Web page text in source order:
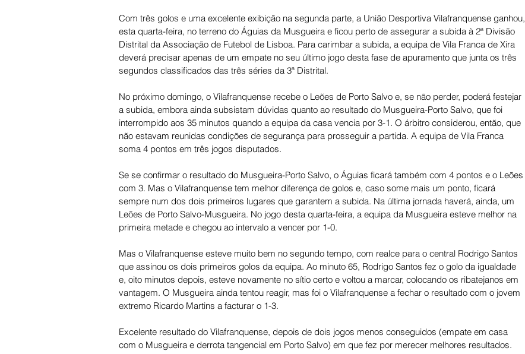
Com três golos e uma excelente exibição na segunda parte, a União Desportiva Vilafranquense ganhou,
esta quarta-feira, no terreno do Águias da Musgueira e ficou perto de assegurar a subida à 2ª Divisão
Distrital da Associação de Futebol de Lisboa. Para carimbar a subida, a equipa de Vila Franca de Xira
deverá precisar apenas de um empate no seu último jogo desta fase de apuramento que junta os três
segundos classificados das três séries da 3ª Distrital.
No próximo domingo, o Vilafranquense recebe o Leões de Porto Salvo e, se não perder, poderá festejar
a subida, embora ainda subsistam dúvidas quanto ao resultado do Musgueira-Porto Salvo, que foi
interrompido aos 35 minutos quando a equipa da casa vencia por 3-1. O árbitro considerou, então, que
não estavam reunidas condições de segurança para prosseguir a partida. A equipa de Vila Franca
soma 4 pontos em três jogos disputados.
Se se confirmar o resultado do Musgueira-Porto Salvo, o Águias ficará também com 4 pontos e o Leões
com 3. Mas o Vilafranquense tem melhor diferença de golos e, caso some mais um ponto, ficará
sempre num dos dois primeiros lugares que garantem a subida. Na última jornada haverá, ainda, um
Leões de Porto Salvo-Musgueira. No jogo desta quarta-feira, a equipa da Musgueira esteve melhor na
primeira metade e chegou ao intervalo a vencer por 1-0.
Mas o Vilafranquense esteve muito bem no segundo tempo, com realce para o central Rodrigo Santos
que assinou os dois primeiros golos da equipa. Ao minuto 65, Rodrigo Santos fez o golo da igualdade
e, oito minutos depois, esteve novamente no sítio certo e voltou a marcar, colocando os ribatejanos em
vantagem. O Musgueira ainda tentou reagir, mas foi o Vilafranquense a fechar o resultado com o jovem
extremo Ricardo Martins a facturar o 1-3.
Excelente resultado do Vilafranquense, depois de dois jogos menos conseguidos (empate em casa
com o Musgueira e derrota tangencial em Porto Salvo) em que fez por merecer melhores resultados.